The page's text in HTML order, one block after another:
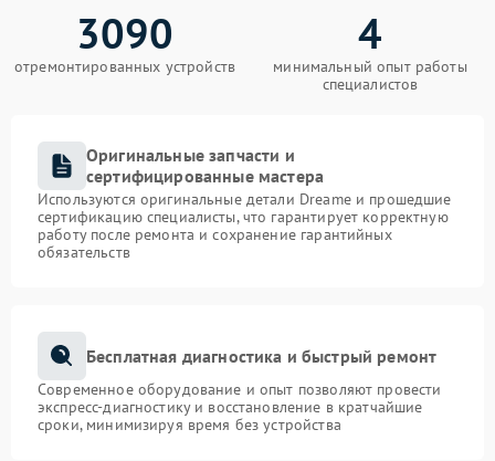
3090
отремонтированных устройств
4
минимальный опыт работы
специалистов
Оригинальные запчасти и
сертифицированные мастера
Используются оригинальные детали Dreame и прошедшие
сертификацию специалисты, что гарантирует корректную
работу после ремонта и сохранение гарантийных
обязательств
Бесплатная диагностика и быстрый ремонт
Современное оборудование и опыт позволяют провести
экспресс-диагностику и восстановление в кратчайшие
сроки, минимизируя время без устройства